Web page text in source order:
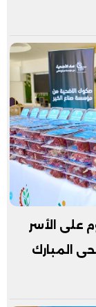
من 450 طن لحوم على الأسر
المبارك